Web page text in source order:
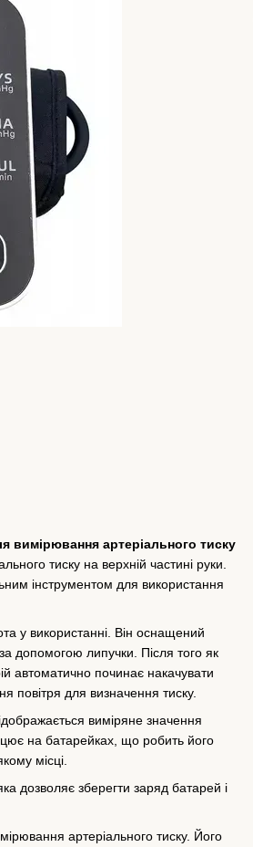
вимірювання артеріального тиску
тиску на верхній частині руки.
інструментом для використання
у використанні. Він оснащений
допомогою липучки. Після того як
автоматично починає накачувати
повітря для визначення тиску.
виміряне значення
на батарейках, що робить його
місці.
дозволяє зберегти заряд батарей і
артеріального тиску. Його